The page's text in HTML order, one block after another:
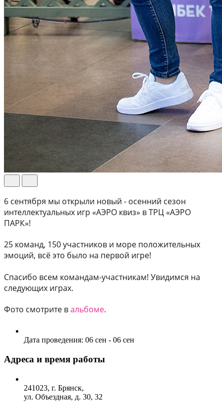
6 сентября мы открыли новый - осенний сезон
интеллектуальных игр «АЭРО квиз» в ТРЦ «АЭРО
ПАРК»!
25 команд, 150 участников и море положительных
эмоций, всё это было на первой игре!
Спасибо всем командам-участникам! Увидимся на
следующих играх.
Фото смотрите вальбоме.
Дата проведения: 06 сен - 06 сен
Адреса и время работы
241023, г. Брянск,
ул. Объездная, д. 30, 32